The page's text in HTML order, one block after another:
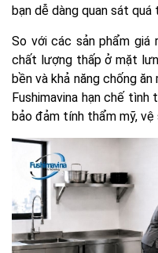
bạn dễ dàng quan sát quá
So với các sản phẩm
chất lượng thấp ở mặt
bền và khả năng chống
Fushimavina hạn chế tình
bảo đảm tính thẩm mỹ, vệ